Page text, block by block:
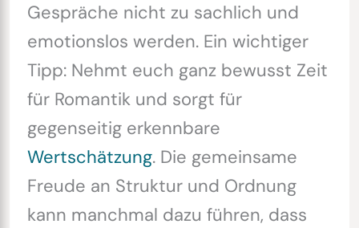
Gespräche nicht zu sachlich und
emotionslos werden. Ein wichtiger
Tipp: Nehmt euch ganz bewusst Zeit
für Romantik und sorgt für
gegenseitig erkennbare
Wertschätzung. Die gemeinsame
Freude an Struktur und Ordnung
kann manchmal dazu führen, dass